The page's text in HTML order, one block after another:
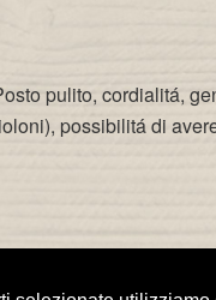
pulito, cordialitá,
possibilitá di